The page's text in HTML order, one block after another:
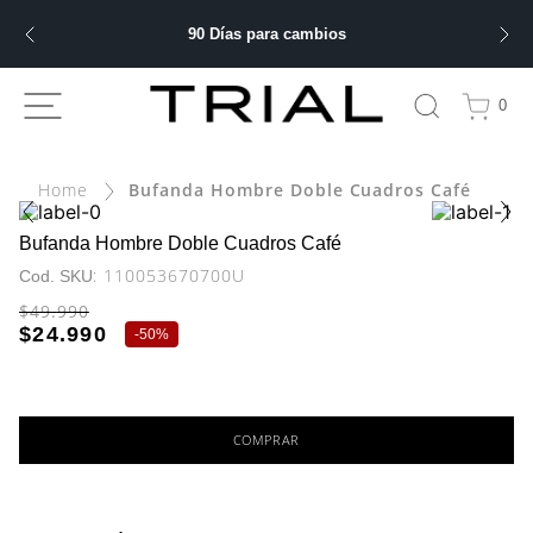
90 Días para cambios
0
Bufanda Hombre Doble Cuadros Café
Bufanda Hombre Doble Cuadros Café
: 110053670700U
$49.990
$24.990 -50%
COMPRAR
BUSCADOS